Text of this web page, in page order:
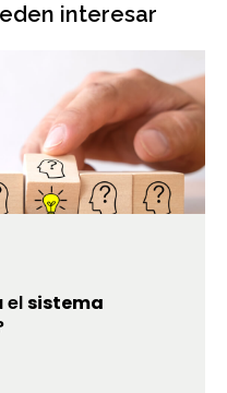
interesar
elsistema